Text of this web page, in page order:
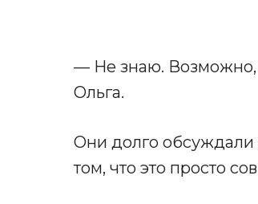
— Не знаю. Возможно,
Ольга.
Они долго
том, что это просто